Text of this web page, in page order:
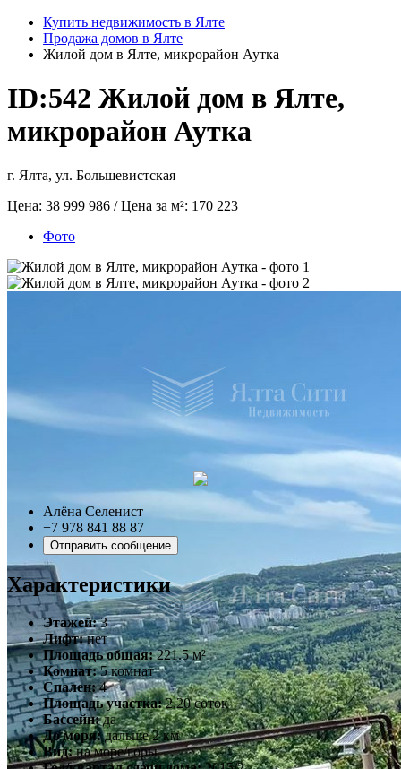
Купить недвижимость в Ялте
Продажа домов в Ялте
Жилой дом в Ялте, микрорайон Аутка
ID:542 Жилой дом в Ялте,
микрорайон Аутка
г. Ялта, ул. Большевистская
Цена: 38 999 986 / Цена за м²: 170 223
Фото
Алёна Селенист
+7 978 841 88 87
Отправить сообщение
Характеристики
Этажей: 3
Лифт: нет
Площадь общая: 221.5 м²
Комнат: 5 комнат
Спален: 4
Площадь участка: 2.20 соток
Бассейн: да
До моря: дальше 2 км
Вид: на море/горы